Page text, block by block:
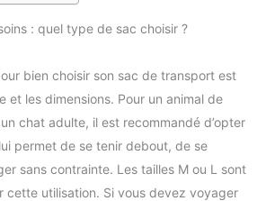
: quel type de sac choisir ?
bien choisir son sac de transport est
et les dimensions. Pour un animal de
chat adulte, il est recommandé d’opter
permet de se tenir debout, de se
sans contrainte. Les tailles M ou L sont
cette utilisation. Si vous devez voyager